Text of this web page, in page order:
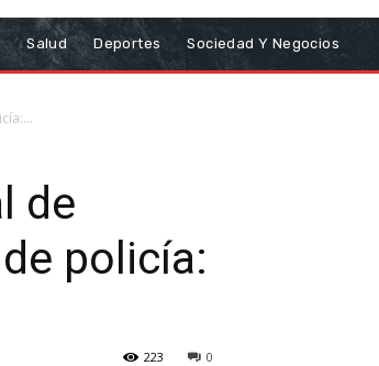
Salud Deportes Sociedad Y Negocios
de
policía:
0
223